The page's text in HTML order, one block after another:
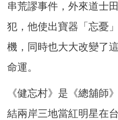
串荒謬事件，外來道士
犯，他使出寶器「忘憂
機，同時也大大改變了
命運。
《健忘村》是《總舖師
結兩岸三地當紅明星在